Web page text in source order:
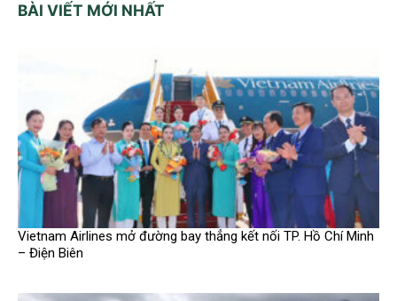
BÀI VIẾT MỚI NHẤT
Vietnam Airlines mở đường bay thẳng kết nối TP. Hồ Chí Minh
– Điện Biên